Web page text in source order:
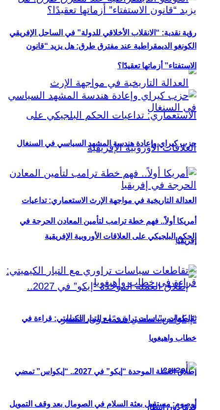
رؤية نقدية: “الانقلاب الأخلاقي للدولة” في الساحل الإفريقي
العدالة التاريخية في مواجهة الإرث الاستعماري: تداعيات
الحكم البلجيكي على العلاقات الأوروبية الإفريقية
إطلاق العملة الموحدة “إيكو” في 2027.. “إيكواس” تمضي
قدمًا دون انتظار
الكونغو الديمقراطية عند مفترق طرق: هل يزيد “قانون
الاستفتاء” أزماتها تعقيدًا؟
حزب كيراي وإعادة هندسة المشهد السياسي في السنغال
أمريكا أولاً.. فهم خطة ترامب لتأمين المعادن الحرجة في
إفريقيا
تقاطعات سياسات تراوري مع التيار الكيميتي: قراءة في
خطاب واهيغويا
أوصوم: مستقبل بعثة السلام في الصومال بعد وقف التمويل